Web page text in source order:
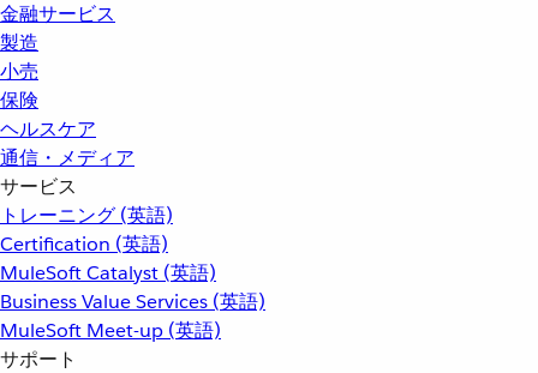
金融サービス
製造
小売
保険
ヘルスケア
通信・メディア
サービス
トレーニング (英語)
Certification (英語)
MuleSoft Catalyst (英語)
Business Value Services (英語)
MuleSoft Meet-up (英語)
サポート